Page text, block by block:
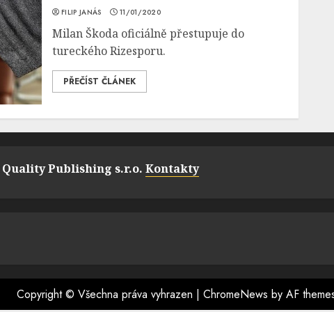
FILIP JANÁS 11/01/2020
Milan Škoda oficiálně přestupuje do
tureckého Rizesporu.
PŘEČÍST ČLÁNEK
Quality Publishing s.r.o. Kontakty
Copyright © Všechna práva vyhrazen | ChromeNews by AF